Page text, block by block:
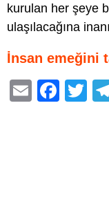
kurulan her şeye
ulaşılacağına
İnsan emeğini
E
F
T